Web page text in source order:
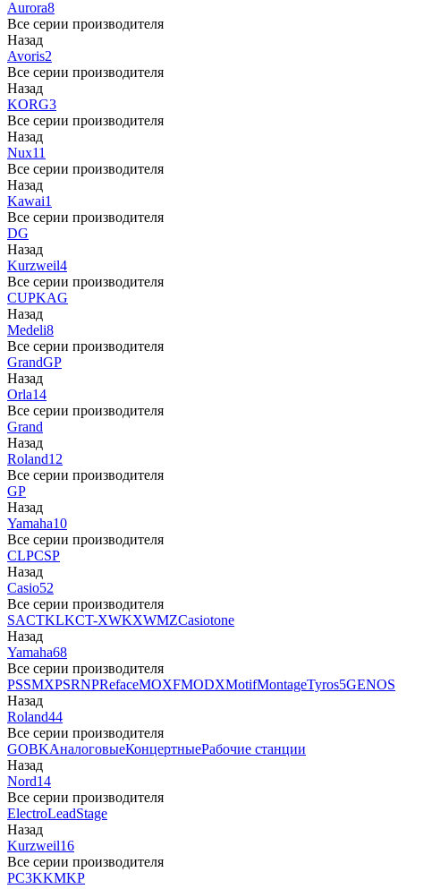
Aurora8
Все серии производителя
Назад
Avoris2
Все серии производителя
Назад
KORG3
Все серии производителя
Назад
Nux11
Все серии производителя
Назад
Kawai1
Все серии производителя
DG
Назад
Kurzweil4
Все серии производителя
CUPKAG
Назад
Medeli8
Все серии производителя
GrandGP
Назад
Orla14
Все серии производителя
Grand
Назад
Roland12
Все серии производителя
GP
Назад
Yamaha10
Все серии производителя
CLPCSP
Назад
Casio52
Все серии производителя
SACTKLKCT-XWKXWMZCasiotone
Назад
Yamaha68
Все серии производителя
PSSMXPSRNPRefaceMOXFMODXMotifMontageTyros5GENOS
Назад
Roland44
Все серии производителя
GOBKАналоговыеКонцертныеРабочие станции
Назад
Nord14
Все серии производителя
ElectroLeadStage
Назад
Kurzweil16
Все серии производителя
PC3KKMKP